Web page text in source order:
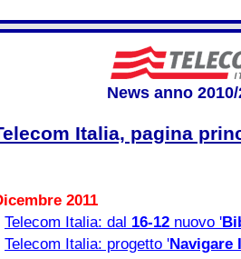
News anno 2010/
Italia, pagina
2011
Telecom Italia: dal 16-12 nuovo '
Telecom Italia: progetto 'Navigare